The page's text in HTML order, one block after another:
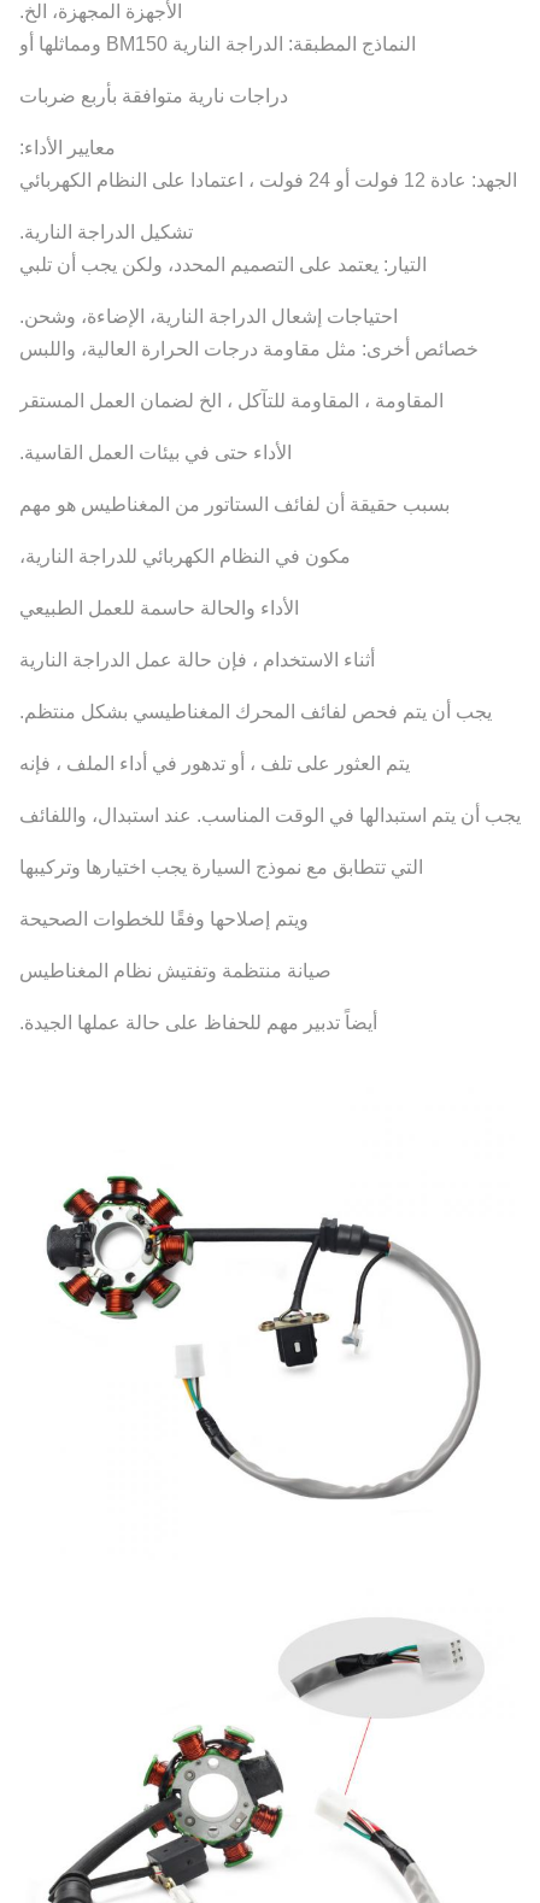
الأجهزة المجهزة، الخ.
النماذج المطبقة: الدراجة النارية BM150 ومماثلها أو
دراجات نارية متوافقة بأربع ضربات
معايير الأداء:
الجهد: عادة 12 فولت أو 24 فولت ، اعتمادا على النظام الكهربائي
تشكيل الدراجة النارية.
التيار: يعتمد على التصميم المحدد، ولكن يجب أن تلبي
احتياجات إشعال الدراجة النارية، الإضاءة، وشحن.
خصائص أخرى: مثل مقاومة درجات الحرارة العالية، واللبس
المقاومة ، المقاومة للتآكل ، الخ لضمان العمل المستقر
الأداء حتى في بيئات العمل القاسية.
بسبب حقيقة أن لفائف الستاتور من المغناطيس هو مهم
مكون في النظام الكهربائي للدراجة النارية،
الأداء والحالة حاسمة للعمل الطبيعي
أثناء الاستخدام ، فإن حالة عمل الدراجة النارية
يجب أن يتم فحص لفائف المحرك المغناطيسي بشكل منتظم.
يتم العثور على تلف ، أو تدهور في أداء الملف ، فإنه
يجب أن يتم استبدالها في الوقت المناسب. عند استبدال، واللفائف
التي تتطابق مع نموذج السيارة يجب اختيارها وتركيبها
ويتم إصلاحها وفقًا للخطوات الصحيحة
صيانة منتظمة وتفتيش نظام المغناطيس
أيضاً تدبير مهم للحفاظ على حالة عملها الجيدة.